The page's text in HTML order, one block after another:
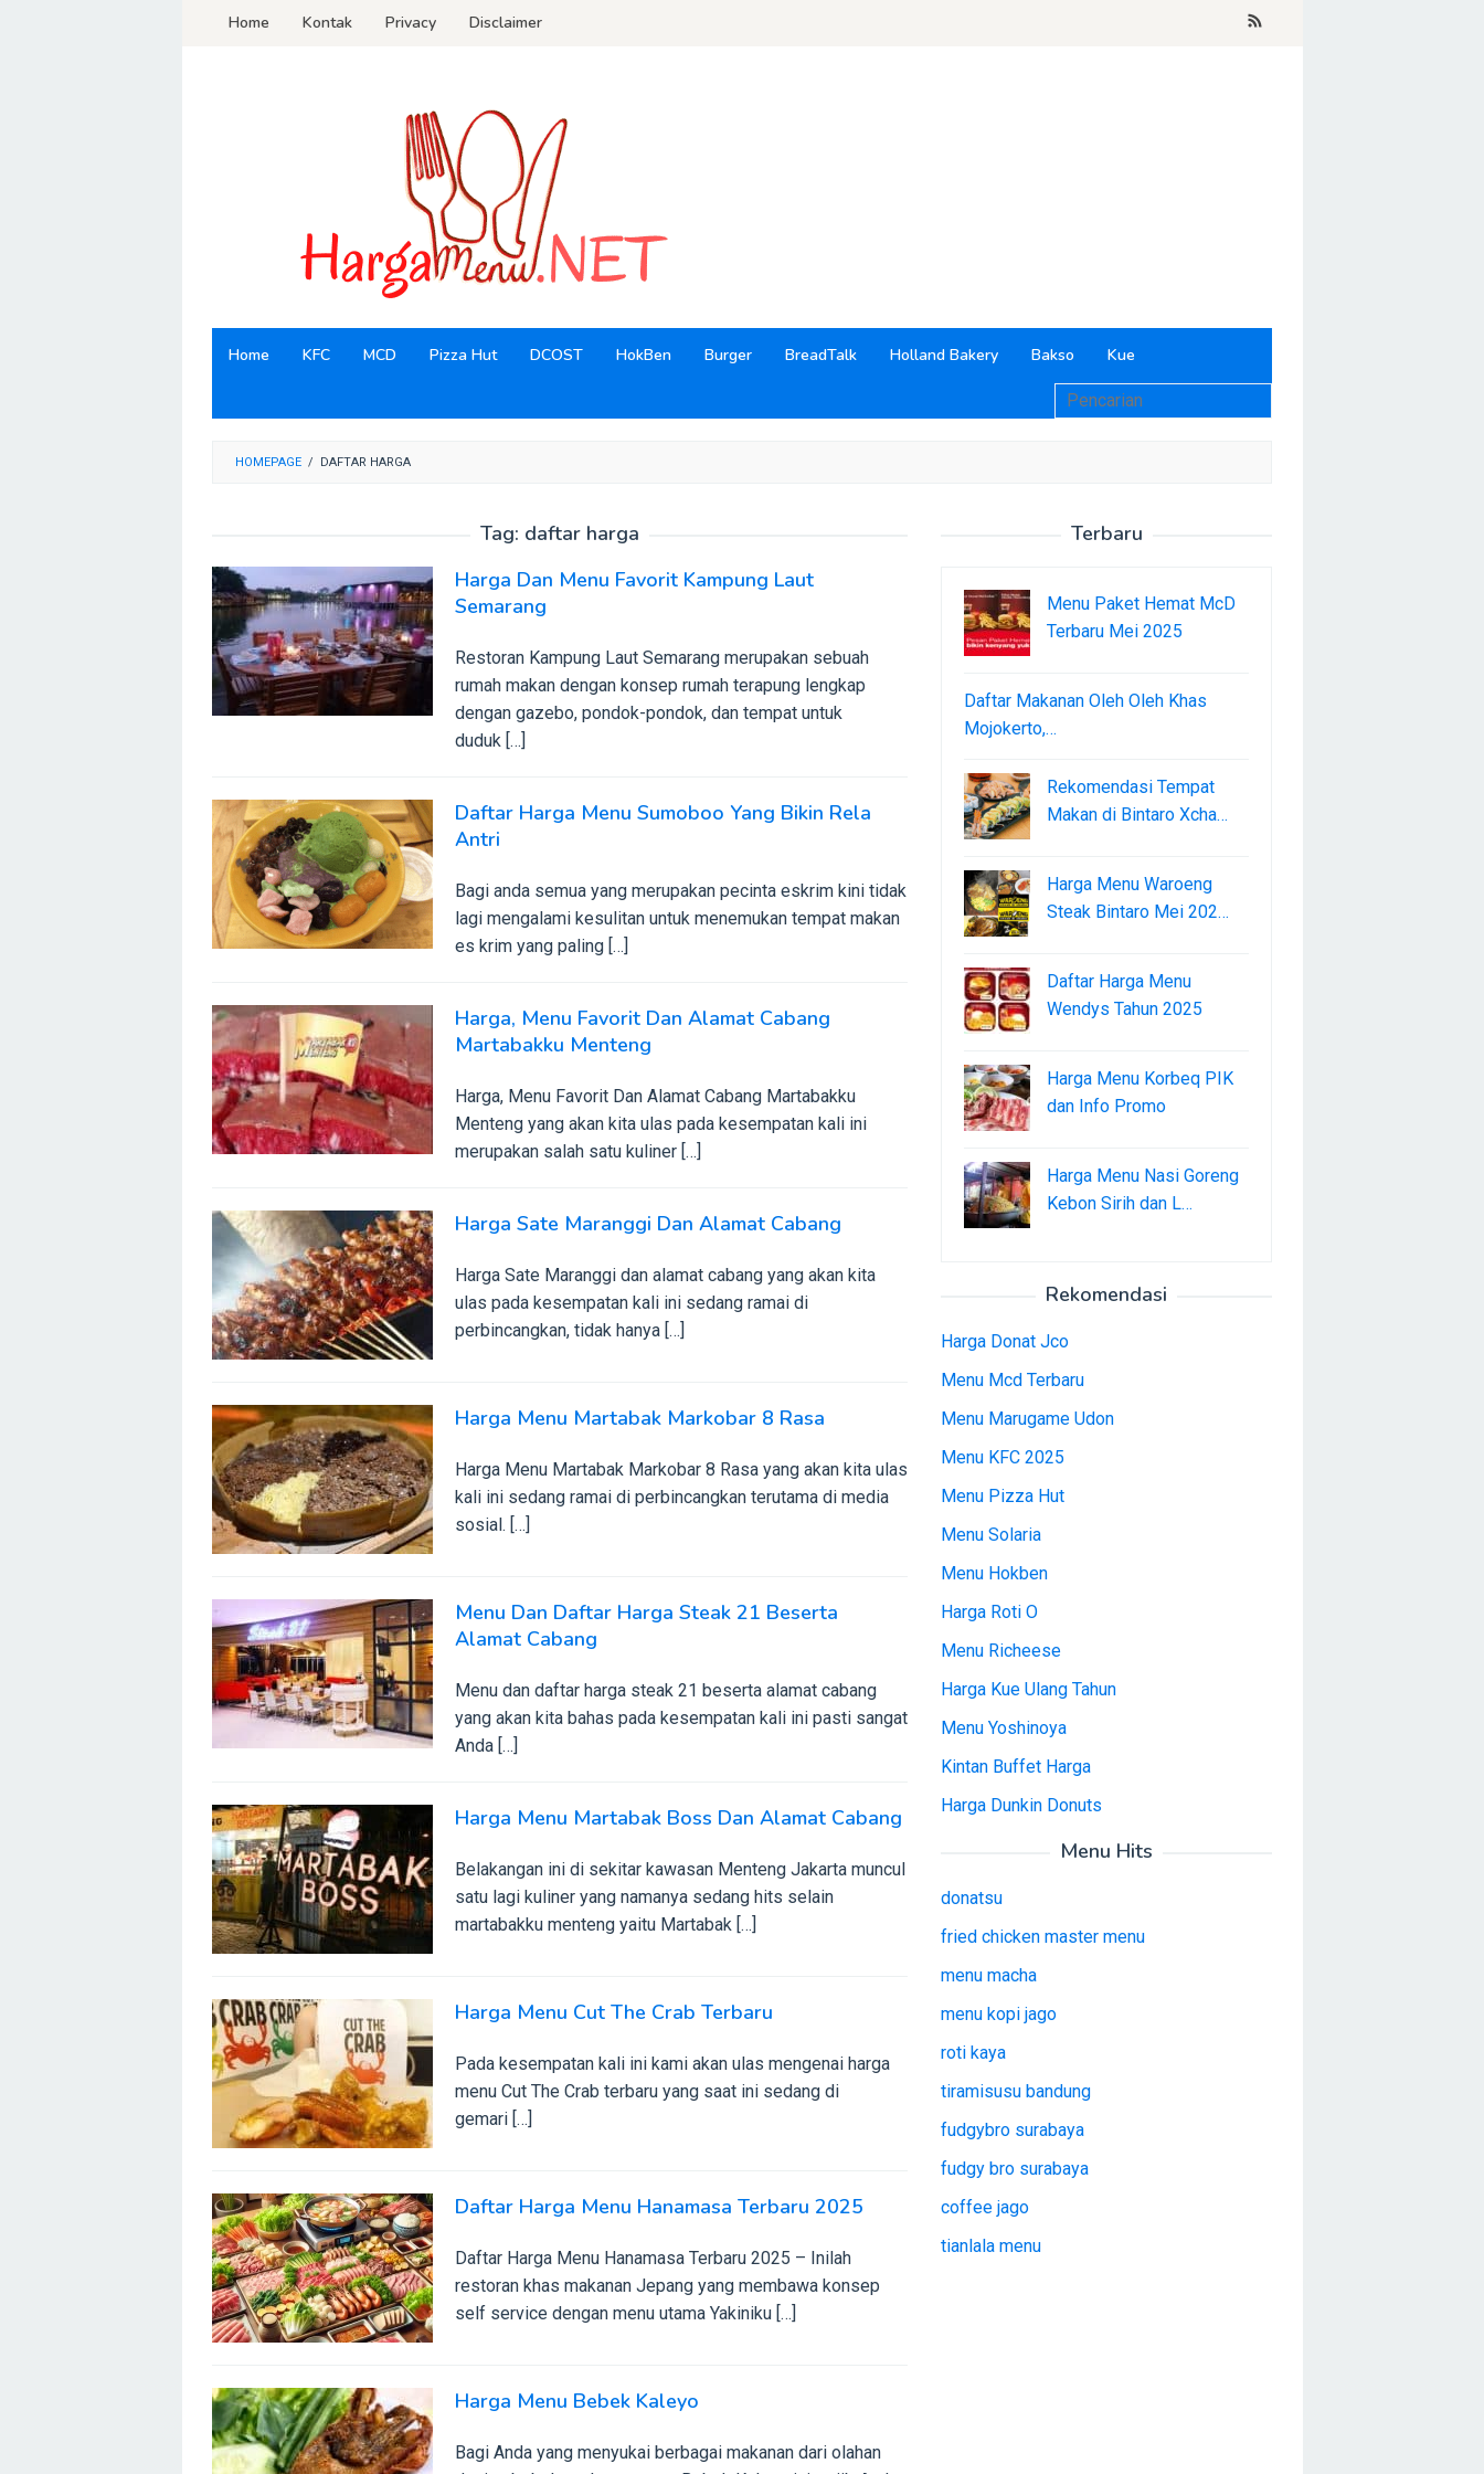
LoncatHome Kontak Privacy Disclaimer
Home KFC MCD Pizza Hut DCOST HokBen Burger BreadTalk Holland Bakery Bakso Kue
HOMEPAGE / DAFTAR HARGA
Tag: daftar harga
Harga Dan Menu Favorit Kampung Laut
Semarang
Restoran Kampung Laut Semarang merupakan sebuah
rumah makan dengan konsep rumah terapung lengkap
dengan gazebo, pondok-pondok, dan tempat untuk
duduk […]
Daftar Harga Menu Sumoboo Yang Bikin Rela
Antri
Bagi anda semua yang merupakan pecinta eskrim kini tidak
lagi mengalami kesulitan untuk menemukan tempat makan
es krim yang paling […]
Harga, Menu Favorit Dan Alamat Cabang
Martabakku Menteng
Harga, Menu Favorit Dan Alamat Cabang Martabakku
Menteng yang akan kita ulas pada kesempatan kali ini
merupakan salah satu kuliner […]
Harga Sate Maranggi Dan Alamat Cabang
Harga Sate Maranggi dan alamat cabang yang akan kita
ulas pada kesempatan kali ini sedang ramai di
perbincangkan, tidak hanya […]
Harga Menu Martabak Markobar 8 Rasa
Harga Menu Martabak Markobar 8 Rasa yang akan kita ulas
kali ini sedang ramai di perbincangkan terutama di media
sosial. […]
Menu Dan Daftar Harga Steak 21 Beserta
Alamat Cabang
Menu dan daftar harga steak 21 beserta alamat cabang
yang akan kita bahas pada kesempatan kali ini pasti sangat
Anda […]
Harga Menu Martabak Boss Dan Alamat Cabang
Belakangan ini di sekitar kawasan Menteng Jakarta muncul
satu lagi kuliner yang namanya sedang hits selain
martabakku menteng yaitu Martabak […]
Harga Menu Cut The Crab Terbaru
Pada kesempatan kali ini kami akan ulas mengenai harga
menu Cut The Crab terbaru yang saat ini sedang di
gemari […]
Daftar Harga Menu Hanamasa Terbaru 2025
Daftar Harga Menu Hanamasa Terbaru 2025 – Inilah
restoran khas makanan Jepang yang membawa konsep
self service dengan menu utama Yakiniku […]
Harga Menu Bebek Kaleyo
Bagi Anda yang menyukai berbagai makanan dari olahan
Terbaru
Menu Paket Hemat McD
Terbaru Mei 2025
Daftar Makanan Oleh Oleh Khas
Mojokerto,…
Rekomendasi Tempat
Makan di Bintaro Xcha…
Harga Menu Waroeng
Steak Bintaro Mei 202…
Daftar Harga Menu
Wendys Tahun 2025
Harga Menu Korbeq PIK
dan Info Promo
Harga Menu Nasi Goreng
Kebon Sirih dan L…
Rekomendasi
Harga Donat Jco
Menu Mcd Terbaru
Menu Marugame Udon
Menu KFC 2025
Menu Pizza Hut
Menu Solaria
Menu Hokben
Harga Roti O
Menu Richeese
Harga Kue Ulang Tahun
Menu Yoshinoya
Kintan Buffet Harga
Harga Dunkin Donuts
Menu Hits
donatsu
fried chicken master menu
menu macha
menu kopi jago
roti kaya
tiramisusu bandung
fudgybro surabaya
fudgy bro surabaya
coffee jago
tianlala menu